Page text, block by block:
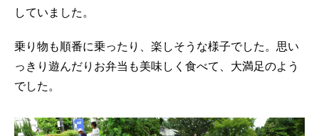
していました。
乗り物も順番に乗ったり、楽しそうな様子でした。思い
っきり遊んだりお弁当も美味しく食べて、大満足のよう
でした。